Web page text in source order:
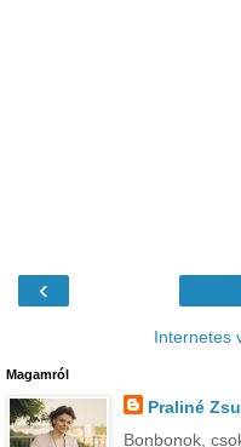
‹
Internetes
Magamról
Praliné
Bonbonok,